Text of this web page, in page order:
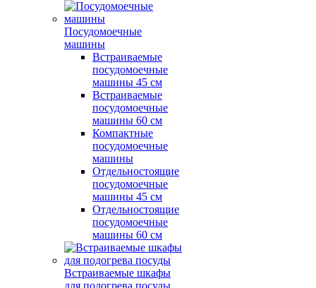
Посудомоечные
машины
Встраиваемые
посудомоечные
машины 45 см
Встраиваемые
посудомоечные
машины 60 см
Компактные
посудомоечные
машины
Отдельностоящие
посудомоечные
машины 45 см
Отдельностоящие
посудомоечные
машины 60 см
Встраиваемые шкафы
для подогрева посуды